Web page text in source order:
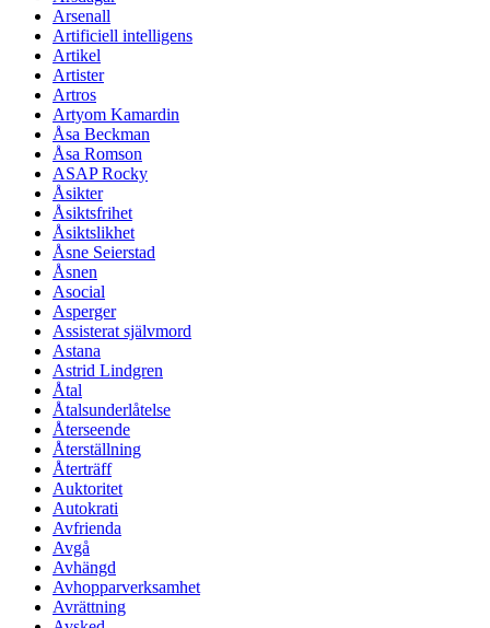
Arsenall
Artificiell intelligens
Artikel
Artister
Artros
Artyom Kamardin
Åsa Beckman
Åsa Romson
ASAP Rocky
Åsikter
Åsiktsfrihet
Åsiktslikhet
Åsne Seierstad
Åsnen
Asocial
Asperger
Assisterat självmord
Astana
Astrid Lindgren
Åtal
Åtalsunderlåtelse
Återseende
Återställning
Återträff
Auktoritet
Autokrati
Avfrienda
Avgå
Avhängd
Avhopparverksamhet
Avrättning